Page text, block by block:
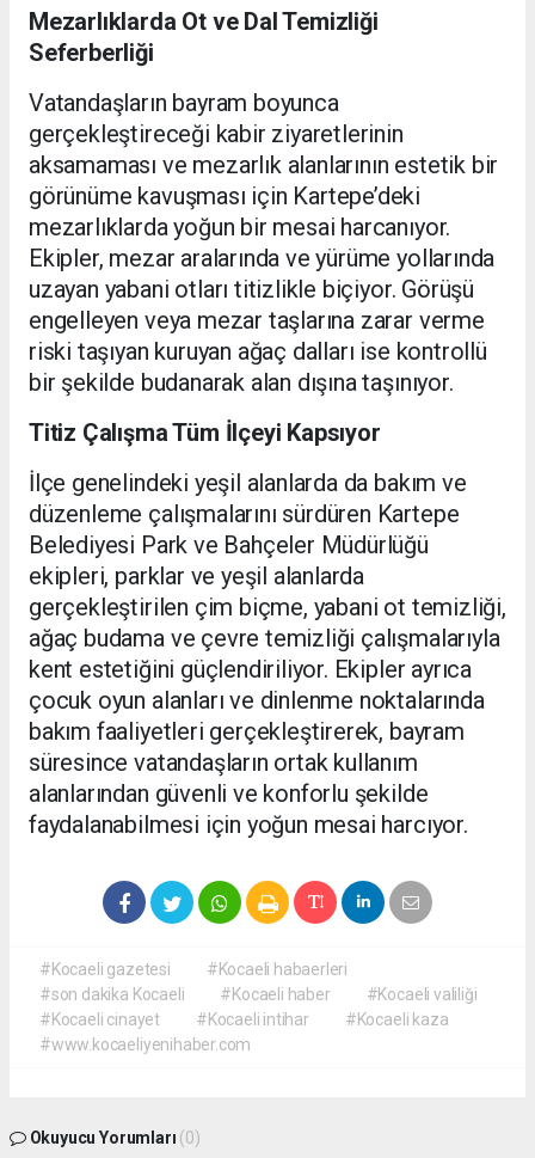
Mezarlıklarda Ot ve Dal Temizliği
Seferberliği
Vatandaşların bayram boyunca
gerçekleştireceği kabir ziyaretlerinin
aksamaması ve mezarlık alanlarının estetik bir
görünüme kavuşması için Kartepe’deki
mezarlıklarda yoğun bir mesai harcanıyor.
Ekipler, mezar aralarında ve yürüme yollarında
uzayan yabani otları titizlikle biçiyor. Görüşü
engelleyen veya mezar taşlarına zarar verme
riski taşıyan kuruyan ağaç dalları ise kontrollü
bir şekilde budanarak alan dışına taşınıyor.
Titiz Çalışma Tüm İlçeyi Kapsıyor
İlçe genelindeki yeşil alanlarda da bakım ve
düzenleme çalışmalarını sürdüren Kartepe
Belediyesi Park ve Bahçeler Müdürlüğü
ekipleri, parklar ve yeşil alanlarda
gerçekleştirilen çim biçme, yabani ot temizliği,
ağaç budama ve çevre temizliği çalışmalarıyla
kent estetiğini güçlendiriliyor. Ekipler ayrıca
çocuk oyun alanları ve dinlenme noktalarında
bakım faaliyetleri gerçekleştirerek, bayram
süresince vatandaşların ortak kullanım
alanlarından güvenli ve konforlu şekilde
faydalanabilmesi için yoğun mesai harcıyor.
#Kocaeli gazetesi
#Kocaeli habaerleri
#son dakika Kocaeli
#Kocaeli haber
#Kocaeli valiliği
#Kocaeli cinayet
#Kocaeli intihar
#Kocaeli kaza
#www.kocaeliyenihaber.com
Okuyucu Yorumları (0)